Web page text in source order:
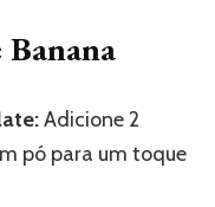
Banana
Adicione 2
pó para um toque